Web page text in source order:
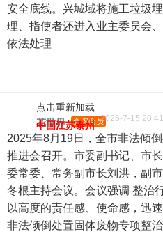
安全底线。兴城域将施工垃圾
理、指使者还进入业主委员会
依法处理
点击重新加载
花世界 金牌会员2026-7-15
中国江苏泰州
2025年8月19日，全市非法倾
推进会召开。市委副书记、市
委常委、常务副市长刘洪，副
冬根主持会议。会议强调 整治
以高度的责任感、使命感，迅
非法倾倒处置固体废物专项整